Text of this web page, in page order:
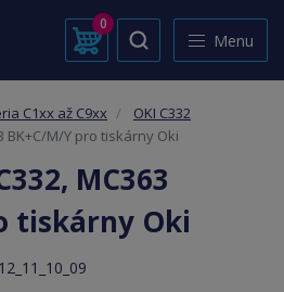
0
Menu
C1xx až C9xx
OKI C332
BK+C/M/Y pro tiskárny Oki
MC363
tiskárny Oki